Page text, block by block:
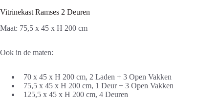
Vitrinekast Ramses 2 Deuren
Maat: 75,5 x 45 x H 200 cm
Ook in de maten:
70 x 45 x H 200 cm, 2 Laden + 3 Open Vakken
75,5 x 45 x H 200 cm, 1 Deur + 3 Open Vakken
125,5 x 45 x H 200 cm, 4 Deuren